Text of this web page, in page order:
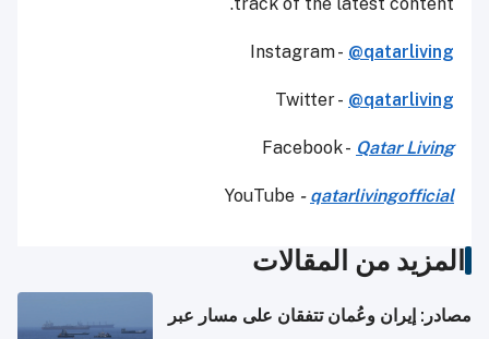
track of the latest content.
Instagram - @qatarliving
Twitter - @qatarliving
Facebook - Qatar Living
YouTube - qatarlivingofficial
المزيد من المقالات
مصادر: إيران وعُمان تتفقان على مسار عبر